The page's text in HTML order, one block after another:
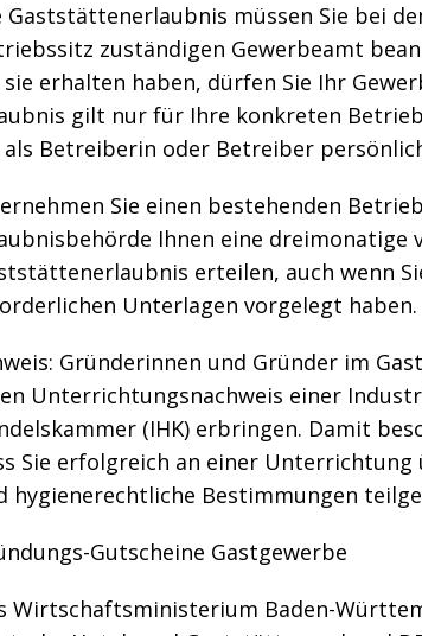
Gaststättenerlaubnis müssen Sie bei
zuständigen Gewerbeamt
sie erhalten haben, dürfen Sie Ihr
gilt nur für Ihre konkreten
als Betreiberin oder Betreiber
Sie einen bestehenden
Ihnen eine dreimonatige
erteilen, auch wenn
Unterlagen vorgelegt haben.
Gründerinnen und Gründer im
Unterrichtungsnachweis einer
(IHK) erbringen. Damit
Sie erfolgreich an einer
hygienerechtliche Bestimmungen
Gutscheine Gastgewerbe
Wirtschaftsministerium Baden-